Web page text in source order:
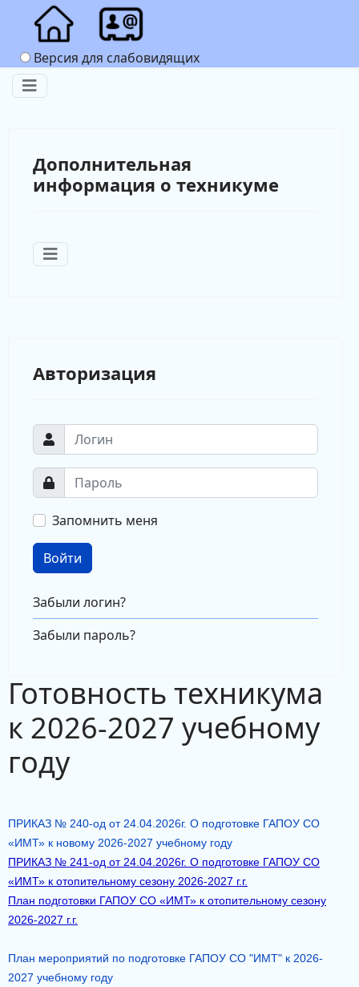
Версия для слабовидящих
Дополнительная
информация о техникуме
Авторизация
Запомнить меня
Войти
Забыли логин?
Забыли пароль?
Готовность техникума
к 2026-2027 учебному
году
ПРИКАЗ № 240-од от 24.04.2026г. О подготовке ГАПОУ СО
«ИМТ» к новому 2026-2027 учебному году
ПРИКАЗ № 241-од от 24.04.2026г. О подготовке ГАПОУ СО
«ИМТ» к отопительному сезону 2026-2027 г.г.
План подготовки ГАПОУ СО «ИМТ» к отопительному сезону
2026-2027 г.г.
План мероприятий по подготовке ГАПОУ СО "ИМТ" к 2026-
2027 учебному году